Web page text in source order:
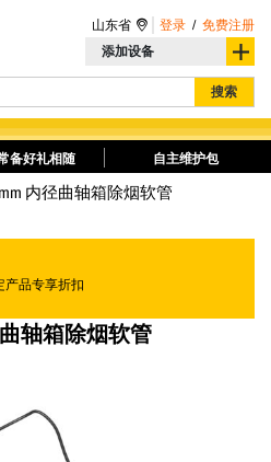
添加设备
搜索
山东省 登录 / 免费注册
备好礼相随 自主维护包
mm 内径曲轴箱除烟软管
产品专享折扣
曲轴箱除烟软管